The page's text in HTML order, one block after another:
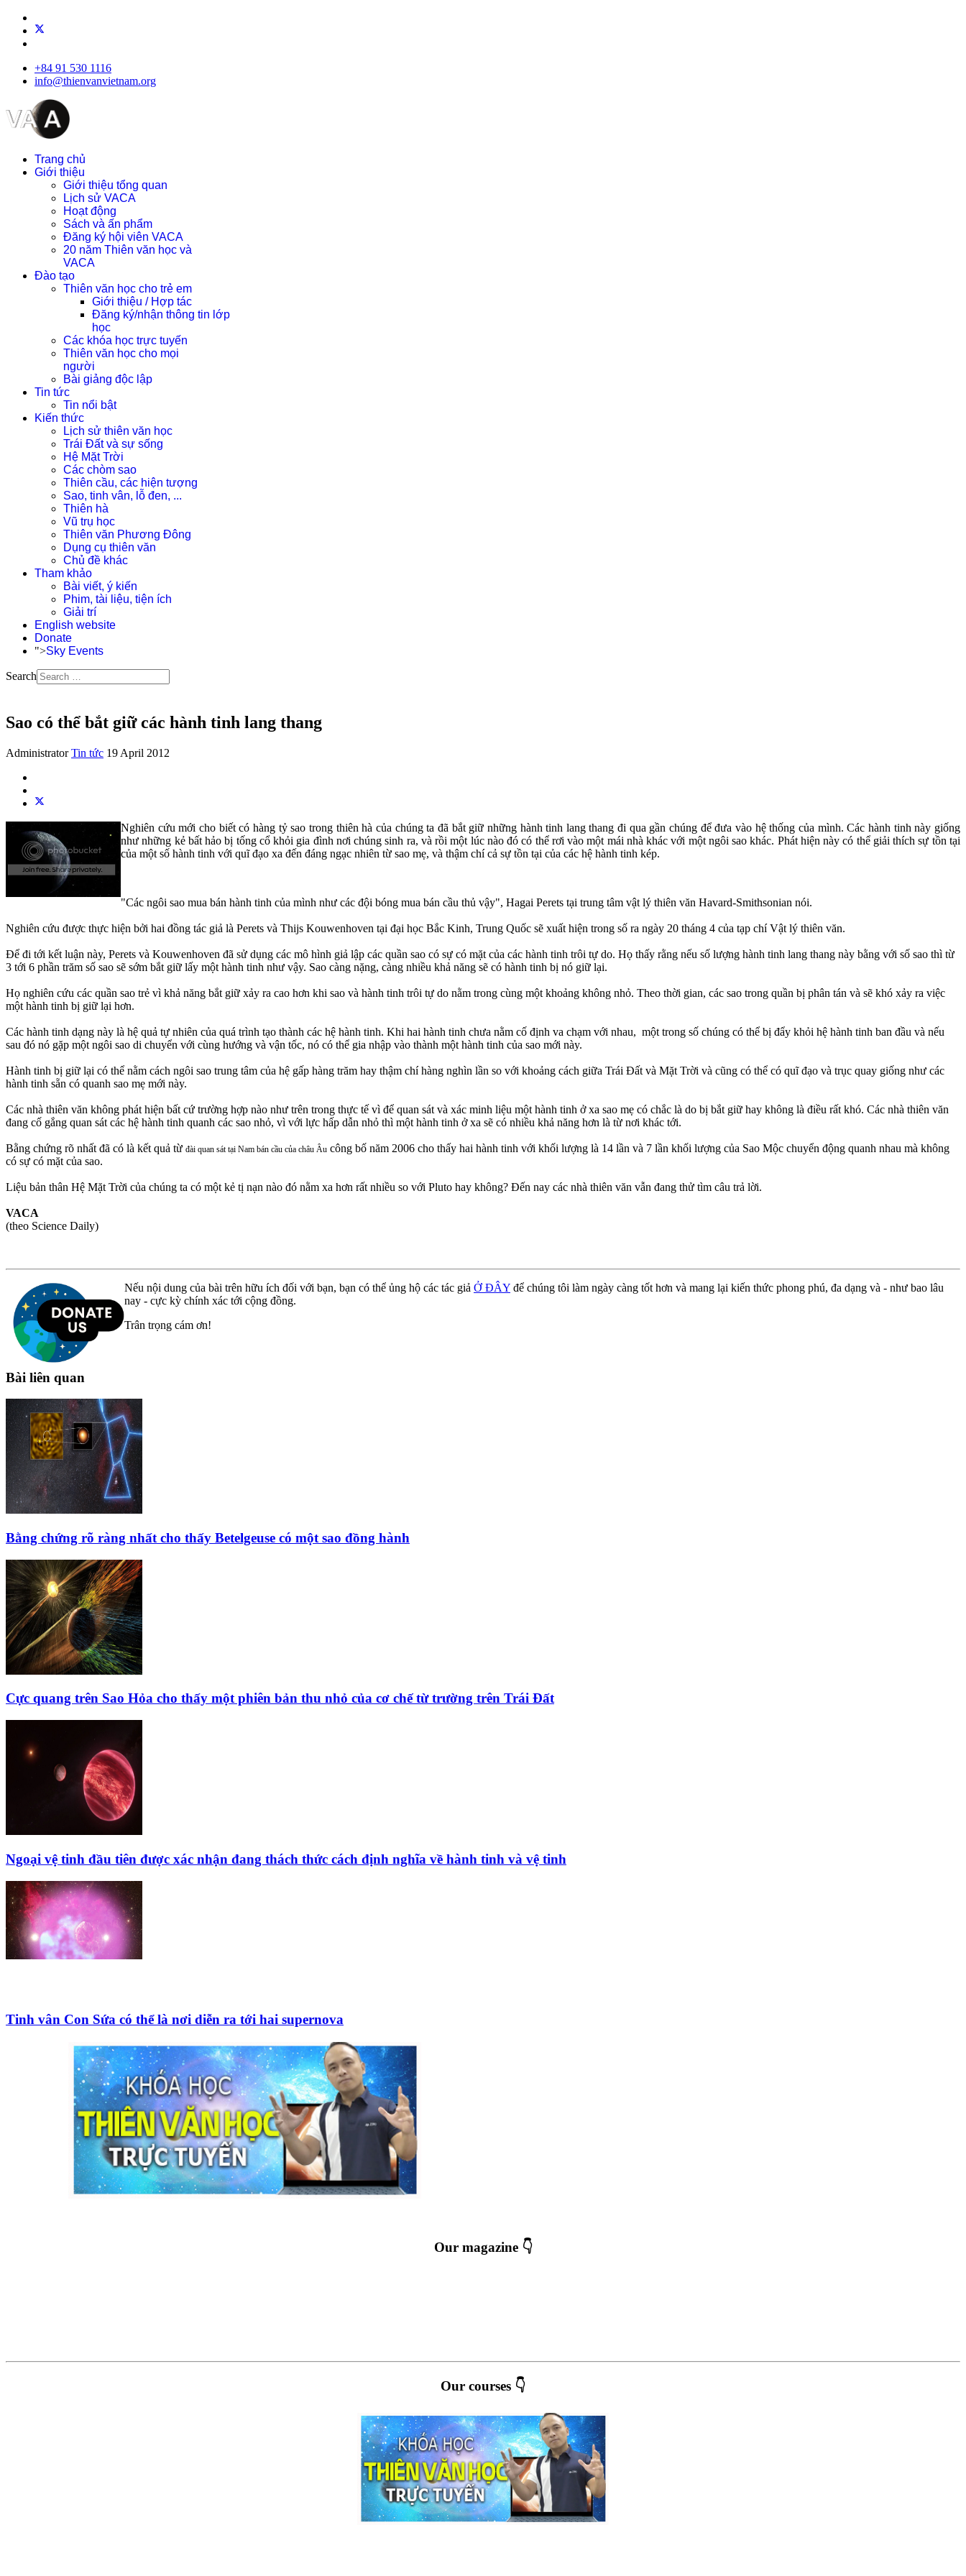
+84 91 530 1116
info@thienvanvietnam.org
Trang chủ
Giới thiệu
Giới thiệu tổng quan
Lịch sử VACA
Hoạt động
Sách và ấn phẩm
Đăng ký hội viên VACA
20 năm Thiên văn học và
VACA
Đào tạo
Thiên văn học cho trẻ em
Giới thiệu / Hợp tác
Đăng ký/nhận thông tin lớp
học
Các khóa học trực tuyến
Thiên văn học cho mọi
người
Bài giảng độc lập
Tin tức
Tin nổi bật
Kiến thức
Lịch sử thiên văn học
Trái Đất và sự sống
Hệ Mặt Trời
Các chòm sao
Thiên cầu, các hiện tượng
Sao, tinh vân, lỗ đen, ...
Thiên hà
Vũ trụ học
Thiên văn Phương Đông
Dụng cụ thiên văn
Chủ đề khác
Tham khảo
Bài viết, ý kiến
Phim, tài liệu, tiện ích
Giải trí
English website
Donate
">Sky Events
Search
Sao có thể bắt giữ các hành tinh lang thang
Administrator Tin tức 19 April 2012
Nghiên cứu mới cho biết có hàng tỷ sao trong thiên hà của chúng ta đã bắt giữ những hành tinh lang thang đi qua gần chúng để đưa vào hệ thống của mình. Các hành tinh này giống
như những kẻ bất hảo bị tống cổ khỏi gia đình nơi chúng sinh ra, và rồi một lúc nào đó có thể rơi vào một mái nhà khác với một ngôi sao khác. Phát hiện này có thể giải thích sự tồn tại
của một số hành tinh với quĩ đạo xa đến đáng ngạc nhiên từ sao mẹ, và thậm chí cả sự tồn tại của các hệ hành tinh kép.
"Các ngôi sao mua bán hành tinh của mình như các đội bóng mua bán cầu thủ vậy", Hagai Perets tại trung tâm vật lý thiên văn Havard-Smithsonian nói.
Nghiên cứu được thực hiện bởi hai đồng tác giả là Perets và Thijs Kouwenhoven tại đại học Bắc Kinh, Trung Quốc sẽ xuất hiện trong số ra ngày 20 tháng 4 của tạp chí Vật lý thiên văn.
Để đi tới kết luận này, Perets và Kouwenhoven đã sử dụng các mô hình giả lập các quần sao có sự có mặt của các hành tinh trôi tự do. Họ thấy rằng nếu số lượng hành tinh lang thang này bằng với số sao thì từ
3 tới 6 phần trăm số sao sẽ sớm bắt giữ lấy một hành tinh như vậy. Sao càng nặng, càng nhiều khả năng sẽ có hành tinh bị nó giữ lại.
Họ nghiên cứu các quần sao trẻ vì khả năng bắt giữ xảy ra cao hơn khi sao và hành tinh trôi tự do nằm trong cùng một khoảng không nhỏ. Theo thời gian, các sao trong quần bị phân tán và sẽ khó xảy ra việc
một hành tinh bị giữ lại hơn.
Các hành tinh dạng này là hệ quả tự nhiên của quá trình tạo thành các hệ hành tinh. Khi hai hành tinh chưa nằm cố định va chạm với nhau, một trong số chúng có thể bị đẩy khỏi hệ hành tinh ban đầu và nếu
sau đó nó gặp một ngôi sao di chuyển với cùng hướng và vận tốc, nó có thể gia nhập vào thành một hành tinh của sao mới này.
Hành tinh bị giữ lại có thể nằm cách ngôi sao trung tâm của hệ gấp hàng trăm hay thậm chí hàng nghìn lần so với khoảng cách giữa Trái Đất và Mặt Trời và cũng có thể có quĩ đạo và trục quay giống như các
hành tinh sẵn có quanh sao mẹ mới này.
Các nhà thiên văn không phát hiện bất cứ trường hợp nào như trên trong thực tế vì để quan sát và xác minh liệu một hành tinh ở xa sao mẹ có chắc là do bị bắt giữ hay không là điều rất khó. Các nhà thiên văn
đang cố gắng quan sát các hệ hành tinh quanh các sao nhỏ, vì với lực hấp dẫn nhỏ thì một hành tinh ở xa sẽ có nhiều khả năng hơn là từ nơi khác tới.
Bằng chứng rõ nhất đã có là kết quả từ đài quan sát tại Nam bán cầu của châu Âu công bố năm 2006 cho thấy hai hành tinh với khối lượng là 14 lần và 7 lần khối lượng của Sao Mộc chuyển động quanh nhau mà không
có sự có mặt của sao.
Liệu bản thân Hệ Mặt Trời của chúng ta có một kẻ tị nạn nào đó nằm xa hơn rất nhiều so với Pluto hay không? Đến nay các nhà thiên văn vẫn đang thử tìm câu trả lời.
VACA
(theo Science Daily)
Nếu nội dung của bài trên hữu ích đối với bạn, bạn có thể ủng hộ các tác giả Ở ĐÂY để chúng tôi làm ngày càng tốt hơn và mang lại kiến thức phong phú, đa dạng và - như bao lâu
nay - cực kỳ chính xác tới cộng đồng.
Trân trọng cám ơn!
Bài liên quan
Bằng chứng rõ ràng nhất cho thấy Betelgeuse có một sao đồng hành
Cực quang trên Sao Hỏa cho thấy một phiên bản thu nhỏ của cơ chế từ trường trên Trái Đất
Ngoại vệ tinh đầu tiên được xác nhận đang thách thức cách định nghĩa về hành tinh và vệ tinh
Tinh vân Con Sứa có thể là nơi diễn ra tới hai supernova
Our magazine 👇
Our courses 👇